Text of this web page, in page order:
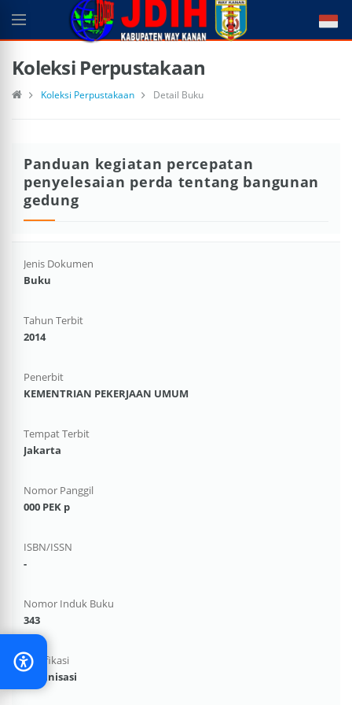
Koleksi Perpustakaan
Koleksi Perpustakaan Detail Buku
Panduan kegiatan percepatan
penyelesaian perda tentang bangunan
gedung
Jenis Dokumen
Buku
Tahun Terbit
2014
Penerbit
KEMENTRIAN PEKERJAAN UMUM
Tempat Terbit
Jakarta
Nomor Panggil
000 PEK p
ISBN/ISSN
-
Nomor Induk Buku
343
Klasifikasi
Organisasi